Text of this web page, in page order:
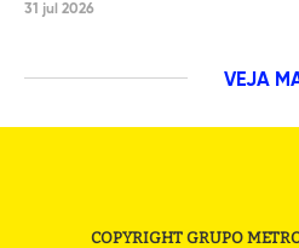
31 jul 2026
VEJA
COPYRIGHT GRUPO